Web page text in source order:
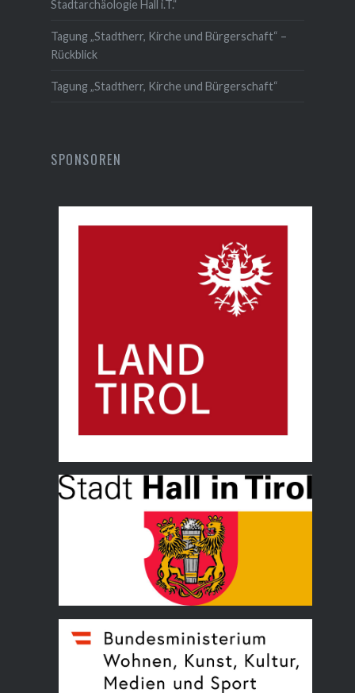
Stadtarchäologie Hall i.T.“
Tagung „Stadtherr, Kirche und Bürgerschaft“ –
Rückblick
Tagung „Stadtherr, Kirche und Bürgerschaft“
SPONSOREN
Land Tirol